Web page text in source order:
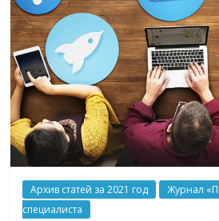
Архив статей за 2021 год Журнал
специалиста